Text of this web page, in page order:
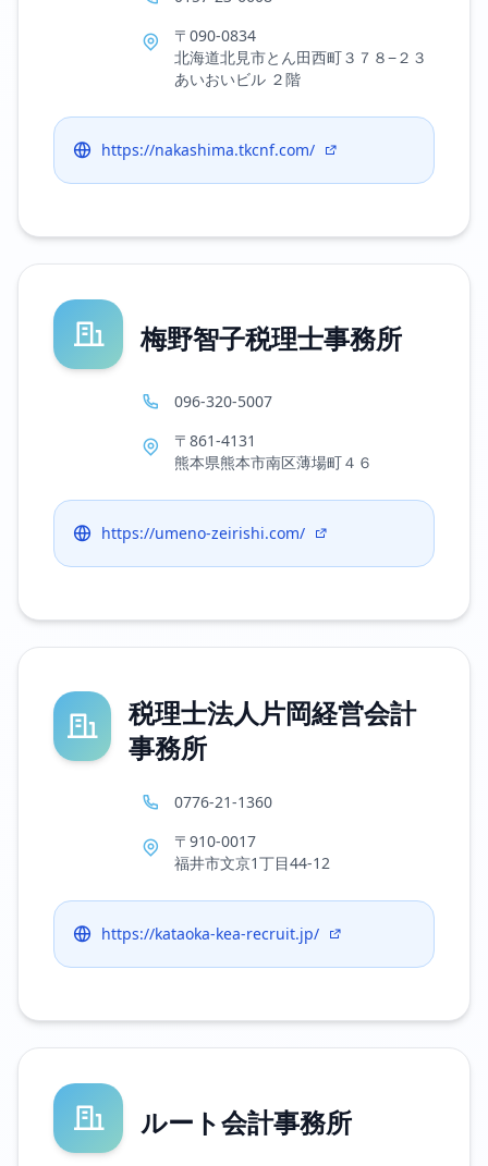
〒090-0834
北海道北見市とん田西町３７８−２３
あいおいビル ２階
https://nakashima.tkcnf.com/
梅野智子税理士事務所
096-320-5007
〒861-4131
熊本県熊本市南区薄場町４６
https://umeno-zeirishi.com/
税理士法人片岡経営会計
事務所
0776-21-1360
〒910-0017
福井市文京1丁目44-12
https://kataoka-kea-recruit.jp/
ルート会計事務所